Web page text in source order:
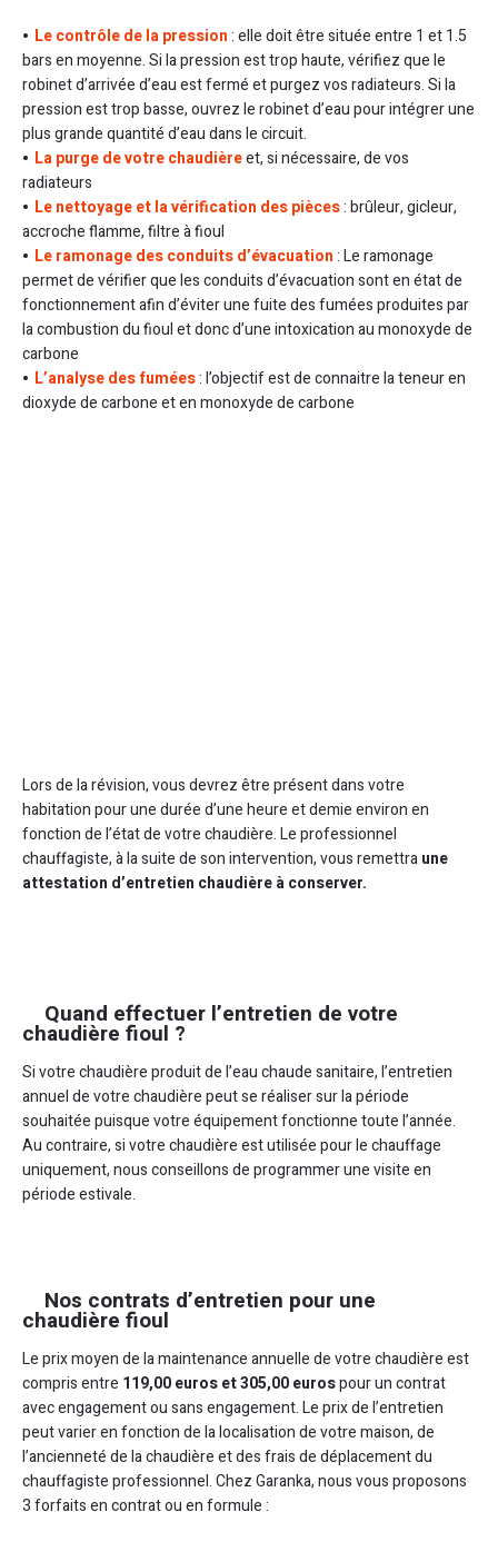
Le contrôle de la pression: elle doit être située entre 1 et 1.5
bars en moyenne. Si la pression est trop haute, vérifiez que le
robinet d’arrivée d’eau est fermé et purgez vos radiateurs. Si la
pression est trop basse, ouvrez le robinet d’eau pour intégrer une
plus grande quantité d’eau dans le circuit.
La purge de votre chaudièreet, si nécessaire, de vos
radiateurs
Le nettoyage et la vérification des pièces: brûleur, gicleur,
accroche flamme, filtre à fioul
Le ramonage des conduits d’évacuation: Le ramonage
permet de vérifier que les conduits d’évacuation sont en état de
fonctionnement afin d’éviter une fuite des fumées produites par
la combustion du fioul et donc d’une intoxication au monoxyde de
carbone
L’analyse des fumées: l’objectif est de connaitre la teneur en
dioxyde de carbone et en monoxyde de carbone
Lors de la révision, vous devrez être présent dans votre
habitation pour une durée d’une heure et demie environ en
fonction de l’état de votre chaudière. Le professionnel
chauffagiste, à la suite de son intervention, vous remettraune
attestation d’entretien chaudière à conserver.
Quand effectuer l’entretien de votre
chaudière fioul ?
Si votre chaudière produit de l’eau chaude sanitaire, l’entretien
annuel de votre chaudière peut se réaliser sur la période
souhaitée puisque votre équipement fonctionne toute l’année.
Au contraire, si votre chaudière est utilisée pour le chauffage
uniquement, nous conseillons de programmer une visite en
période estivale.
Nos contrats d’entretien pour une
chaudière fioul
Le prix moyen de la maintenance annuelle de votre chaudière est
compris entre 119,00 euros et 305,00 eurospour un contrat
avec engagement ou sans engagement. Le prix de l’entretien
peut varier en fonction de la localisation de votre maison, de
l’ancienneté de la chaudière et des frais de déplacement du
chauffagiste professionnel. Chez Garanka, nous vous proposons
3 forfaits en contrat ou en formule :